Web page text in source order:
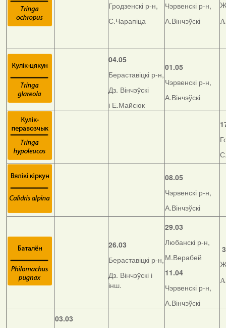
Гродзенскі р-н,
С.Чарапіца
Чэрвенскі р-н,
А.Вінчэўскі
04.05
Бераставіцкі р-н,
Дз. Вінчэўскі
і Е.Майсюк
01.05
Чэрвенскі р-н,
А.Вінчэўскі
08.05
Чэрвенскі р-н,
А.Вінчэўскі
26.03
Бераставіцкі р-н,
Дз. Вінчэўскі і
інш.
29.03
Любанскі р-н,
М.Верабей
11.04
Чэрвенскі р-н,
А.Вінчэўскі
03.03